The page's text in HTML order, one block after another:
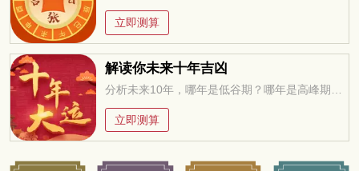
立即测算
解读你未来十年吉凶
立即测算